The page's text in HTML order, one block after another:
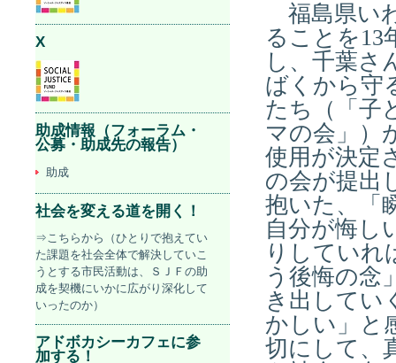
福島県い
ることを13
し、千葉さ
ばくから守
たち（「子
マの会」）
使用が決定
の会が提出
抱いた、「
自分が悔し
りしていれ
う後悔の念
き出してい
かしい」と
切にして、
X
助成情報（フォーラム・
公募・助成先の報告）
助成
社会を変える道を開く！
⇒こちらから（ひとりで抱えてい
た課題を社会全体で解決していこ
うとする市民活動は、ＳＪＦの助
成を契機にいかに広がり深化して
いったのか）
アドボカシーカフェに参
加する！